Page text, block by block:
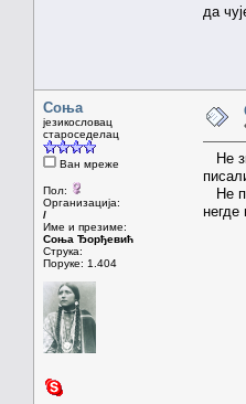
да
Соња
језикословац
староседелац
Ван мреже
Пол:
Организација:
/
Име и презиме:
Соња Ђорђевић
Струка:
Поруке: 1.404
Не
Не
негде